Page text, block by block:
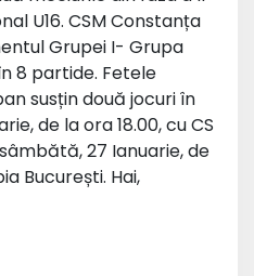
U16. CSM Constanța
Grupei I- Grupa
8 partide. Fetele
susțin două jocuri în
de la ora 18.00, cu CS
27 Ianuarie, de
București. Hai,